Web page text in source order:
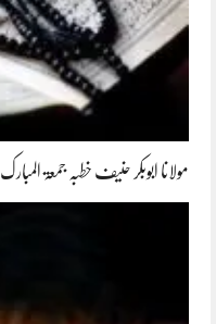
مولانا ابوبکر حنیف خطبہ جمعۃ المبارک 2023-04-28